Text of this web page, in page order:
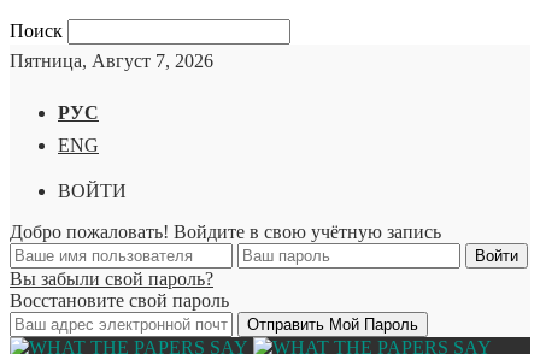
Поиск
Пятница, Август 7, 2026
РУС
ENG
ВОЙТИ
Добро пожаловать! Войдите в свою учётную запись
Вы забыли свой пароль?
Восстановите свой пароль